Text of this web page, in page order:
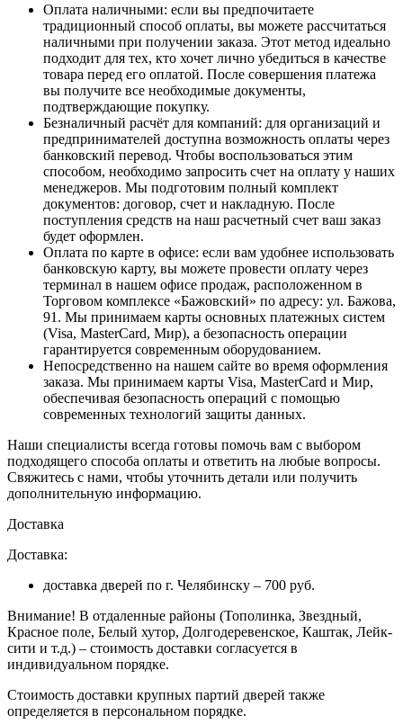
Оплата наличными: если вы предпочитаете
традиционный способ оплаты, вы можете рассчитаться
наличными при получении заказа. Этот метод идеально
подходит для тех, кто хочет лично убедиться в качестве
товара перед его оплатой. После совершения платежа
вы получите все необходимые документы,
подтверждающие покупку.
Безналичный расчёт для компаний: для организаций и
предпринимателей доступна возможность оплаты через
банковский перевод. Чтобы воспользоваться этим
способом, необходимо запросить счет на оплату у наших
менеджеров. Мы подготовим полный комплект
документов: договор, счет и накладную. После
поступления средств на наш расчетный счет ваш заказ
будет оформлен.
Оплата по карте в офисе: если вам удобнее использовать
банковскую карту, вы можете провести оплату через
терминал в нашем офисе продаж, расположенном в
Торговом комплексе «Бажовский» по адресу: ул. Бажова,
91. Мы принимаем карты основных платежных систем
(Visa, MasterCard, Мир), а безопасность операции
гарантируется современным оборудованием.
Непосредственно на нашем сайте во время оформления
заказа. Мы принимаем карты Visa, MasterCard и Мир,
обеспечивая безопасность операций с помощью
современных технологий защиты данных.
Наши специалисты всегда готовы помочь вам с выбором
подходящего способа оплаты и ответить на любые вопросы.
Свяжитесь с нами, чтобы уточнить детали или получить
дополнительную информацию.
Доставка
Доставка:
доставка дверей по г. Челябинску – 700 руб.
Внимание! В отдаленные районы (Тополинка, Звездный,
Красное поле, Белый хутор, Долгодеревенское, Каштак, Лейк-
сити и т.д.) – стоимость доставки согласуется в
индивидуальном порядке.
Стоимость доставки крупных партий дверей также
определяется в персональном порядке.